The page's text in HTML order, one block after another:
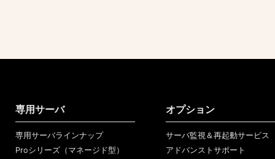
専用サーバ
専用サーバラインナップ
Proシリーズ（マネージド型）
オプション
サーバ監視＆再起動サービス
アドバンストサポート